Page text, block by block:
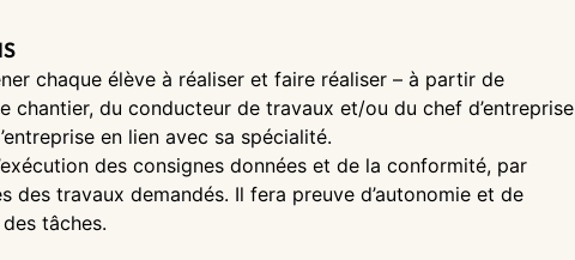
chaque élève à réaliser et faire réaliser – à partir de
chantier, du conducteur de travaux et/ou du chef d’entreprise
en lien avec sa spécialité.
des consignes données et de la conformité, par
des travaux demandés. Il fera preuve d’autonomie et de
tâches.